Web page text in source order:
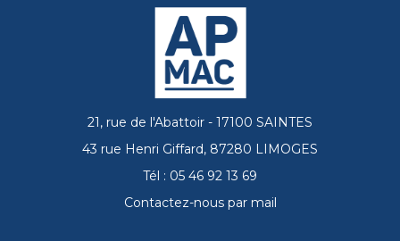
21, rue de l'Abattoir - 17100 SAINTES
43 rue Henri Giffard, 87280 LIMOGES
Tél : 05 46 92 13 69
Contactez-nous par mail